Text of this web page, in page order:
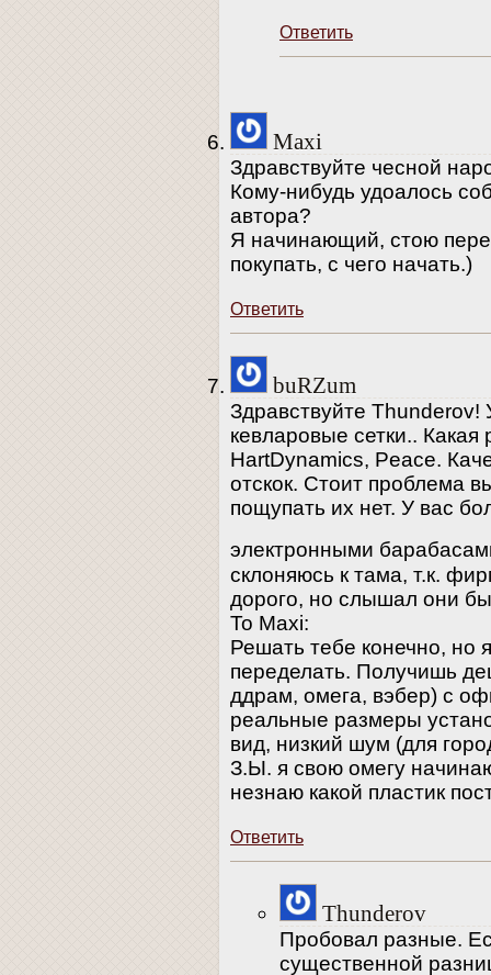
Ответить
Maxi
Здравствуйте чесной
Кому-нибудь удоалось
автора?
Я начинающий, стою
покупать, с чего начать.)
Ответить
buRZum
Здравствуйте Thunderov!
кевларовые сетки..
HartDynamics, Peace.
отскок. Стоит проблема
пощупать их нет. У вас
электронными
склоняюсь к тама, т.к.
дорого, но слышал они
To Maxi:
Решать тебе конечно, но
переделать. Получишь
ддрам, омега, вэбер) с
реальные размеры
вид, низкий шум (для
З.Ы. я свою омегу
незнаю какой пластик
Ответить
Thunderov
Пробовал разные.
существенной